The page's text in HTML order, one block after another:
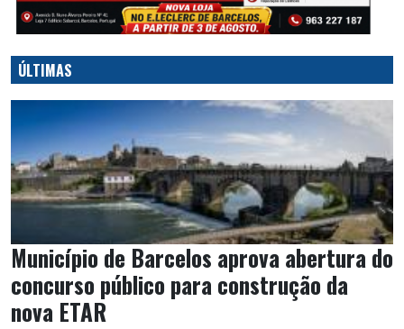
ÚLTIMAS
Município de Barcelos aprova abertura do
concurso público para construção da
nova ETAR